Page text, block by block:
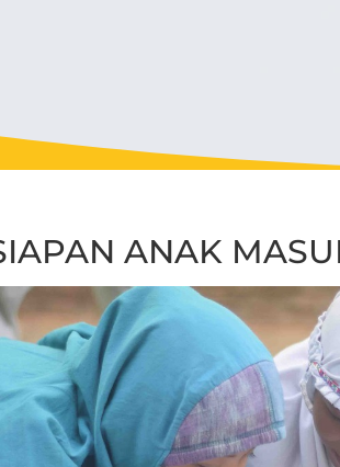
ANAK